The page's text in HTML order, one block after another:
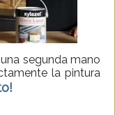
segunda mano
la pintura